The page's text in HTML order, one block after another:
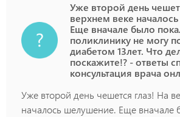
Уже второй день
верхнем веке
Еще вначале было
поликлинику не могу
диабетом 13лет. Что
поскажите!? - ответы
консультация врача
Уже второй день чешется глаз! На
началось шелушение. Еще вначале